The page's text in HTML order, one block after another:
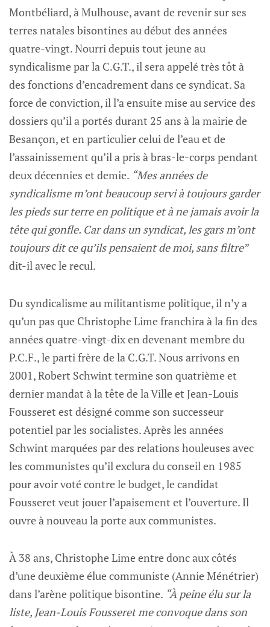
Montbéliard, à Mulhouse, avant de revenir sur ses
terres natales bisontines au début des années
quatre-vingt. Nourri depuis tout jeune au
syndicalisme par la C.G.T., il sera appelé très tôt à
des fonctions d’encadrement dans ce syndicat. Sa
force de conviction, il l’a ensuite mise au service des
dossiers qu’il a portés durant 25 ans à la mairie de
Besançon, et en particulier celui de l’eau et de
l’assainissement qu’il a pris à bras-le-corps pendant
deux décennies et demie. “Mes années de
syndicalisme m’ont beaucoup servi à toujours garder
les pieds sur terre en politique et à ne jamais avoir la
tête qui gonfle. Car dans un syndicat, les gars m’ont
toujours dit ce qu’ils pensaient de moi, sans filtre”
dit-il avec le recul.
Du syndicalisme au militantisme politique, il n’y a
qu’un pas que Christophe Lime franchira à la fin des
années quatre-vingt-dix en devenant membre du
P.C.F., le parti frère de la C.G.T. Nous arrivons en
2001, Robert Schwint termine son quatrième et
dernier mandat à la tête de la Ville et Jean-Louis
Fousseret est désigné comme son successeur
potentiel par les socialistes. Après les années
Schwint marquées par des relations houleuses avec
les communistes qu’il exclura du conseil en 1985
pour avoir voté contre le budget, le candidat
Fousseret veut jouer l’apaisement et l’ouverture. Il
ouvre à nouveau la porte aux communistes.
À 38 ans, Christophe Lime entre donc aux côtés
d’une deuxième élue communiste (Annie Ménétrier)
dans l’arène politique bisontine. “À peine élu sur la
liste, Jean-Louis Fousseret me convoque dans son